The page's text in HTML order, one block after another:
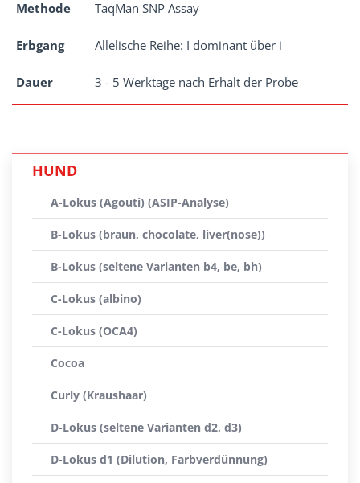
Methode TaqMan SNP Assay
Erbgang Allelische Reihe: I dominant über i
Dauer 3 - 5 Werktage nach Erhalt der Probe
HUND
A-Lokus (Agouti) (ASIP-Analyse)
B-Lokus (braun, chocolate, liver(nose))
B-Lokus (seltene Varianten b4, be, bh)
C-Lokus (albino)
C-Lokus (OCA4)
Cocoa
Curly (Kraushaar)
D-Lokus (seltene Varianten d2, d3)
D-Lokus d1 (Dilution, Farbverdünnung)